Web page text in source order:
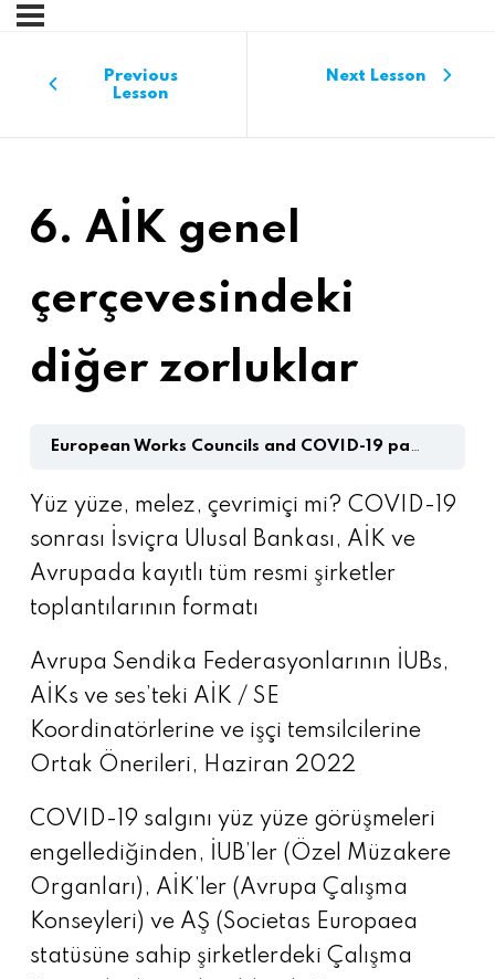
Previous
Lesson
Next Lesson
6. AİK genel
çerçevesindeki
diğer zorluklar
European Works Councils and COVID-19 pandemic training toolbox for EWC members in the metal industry (Türkçe)
Yüz yüze, melez, çevrimiçi mi? COVID-19
sonrası İsviçra Ulusal Bankası, AİK ve
Avrupada kayıtlı tüm resmi şirketler
toplantılarının formatı
Avrupa Sendika Federasyonlarının İUBs,
AİKs ve ses’teki AİK / SE
Koordinatörlerine ve işçi temsilcilerine
Ortak Önerileri, Haziran 2022
COVID-19 salgını yüz yüze görüşmeleri
engellediğinden, İUB’ler (Özel Müzakere
Organları), AİK’ler (Avrupa Çalışma
Konseyleri) ve AŞ (Societas Europaea
statüsüne sahip şirketlerdeki Çalışma